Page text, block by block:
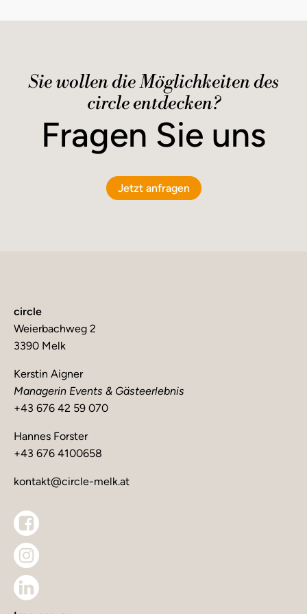
Sie wollen die Möglichkeiten des
circle entdecken?
Fragen Sie uns
Jetzt anfragen
circle
Weierbachweg 2
3390 Melk
Kerstin Aigner
Managerin Events & Gästeerlebnis
+43 676 42 59 070
Hannes Forster
+43 676 4100658
kontakt@circle-melk.at